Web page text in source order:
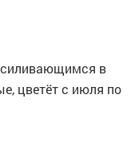
в
цветёт с июля по